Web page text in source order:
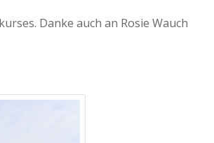
Danke auch an Rosie Wauch